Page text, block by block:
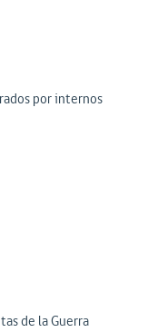
por internos
de la Guerra